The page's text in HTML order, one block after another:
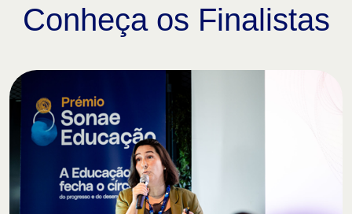
Conheça os Finalistas